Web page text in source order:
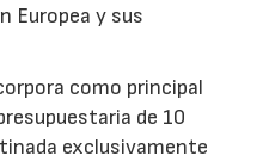
Europea y sus
como principal
de 10
exclusivamente